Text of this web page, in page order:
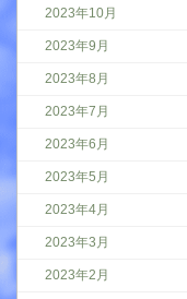
2023年10月
2023年9月
2023年8月
2023年7月
2023年6月
2023年5月
2023年4月
2023年3月
2023年2月